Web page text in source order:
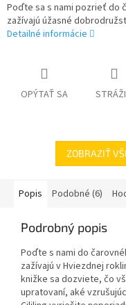
Poďte sa s nami pozrieť do
zažívajú úžasné
Detailné informácie
OPÝTAŤ SA
ZOBRAZIŤ
Popis Podobné (6)
Podrobný popis
Poďte s nami do
zažívajú v Hviezdnej
knižke sa dozviete, čo
upratovaní, aké